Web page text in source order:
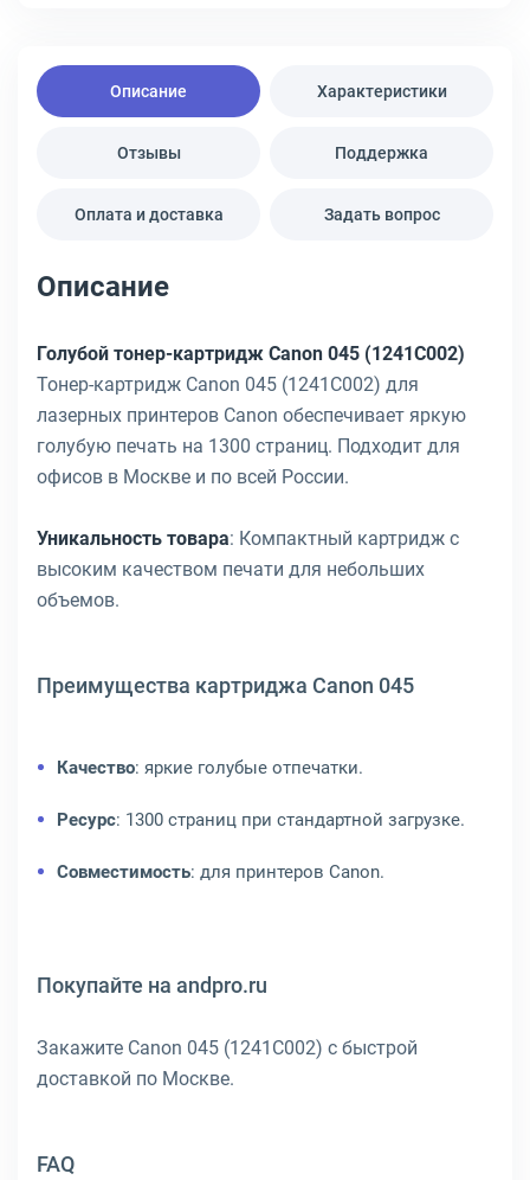
Описание Характеристики
Отзывы Поддержка
Оплата и доставка Задать вопрос
Описание
Голубой тонер-картридж Canon 045 (1241C002)
Тонер-картридж Canon 045 (1241C002) для
лазерных принтеров Canon обеспечивает яркую
голубую печать на 1300 страниц. Подходит для
офисов в Москве и по всей России.
Уникальность товара: Компактный картридж с
высоким качеством печати для небольших
объемов.
Преимущества картриджа Canon 045
Качество: яркие голубые отпечатки.
Ресурс: 1300 страниц при стандартной загрузке.
Совместимость: для принтеров Canon.
Покупайте на andpro.ru
Закажите Canon 045 (1241C002) с быстрой
доставкой по Москве.
FAQ